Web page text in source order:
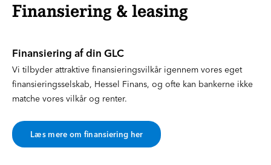
Finansiering & leasing
Finansiering af din GLC
Vi tilbyder attraktive finansieringsvilkår igennem vores eget
finansieringsselskab, Hessel Finans, og ofte kan bankerne ikke
matche vores vilkår og renter.
Læs mere om finansiering her